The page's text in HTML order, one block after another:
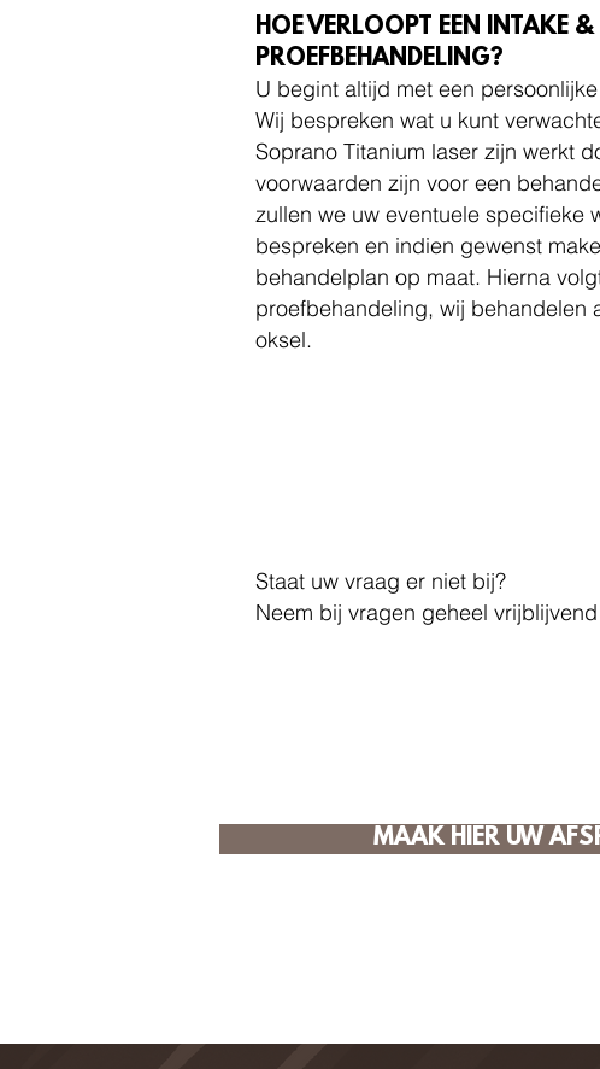
HOE VERLOOPT EEN INTAKE &
PROEFBEHANDELING?
U begint altijd met een
Wij bespreken wat u kunt
Soprano Titanium laser zijn werkt
voorwaarden zijn voor een
zullen we uw eventuele specifieke
bespreken en indien gewenst
behandelplan op maat. Hierna
proefbehandeling, wij behandelen
oksel.
Staat uw vraag er niet bij?
Neem bij vragen geheel
MAAK HIER UW